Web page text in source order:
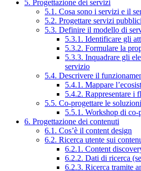
5. Progettazione dei servizi
5.1. Cosa sono i servizi e il
5.2. Progettare servizi
5.3. Definire il modello di
5.3.1. Identificare gli
5.3.2. Formulare la
5.3.3. Inquadrare gli
servizio
5.4. Descrivere il
5.4.1. Mappare
5.4.2. Rappresentare i
5.5. Co-progettare le soluzioni
5.5.1. Workshop di co-
6. Progettazione dei contenuti
6.1. Cos’è il content design
6.2. Ricerca utente sui
6.2.1. Content
6.2.2. Dati di ricerca
6.2.3. Ricerca tramite